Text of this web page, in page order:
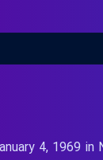
4, 1969